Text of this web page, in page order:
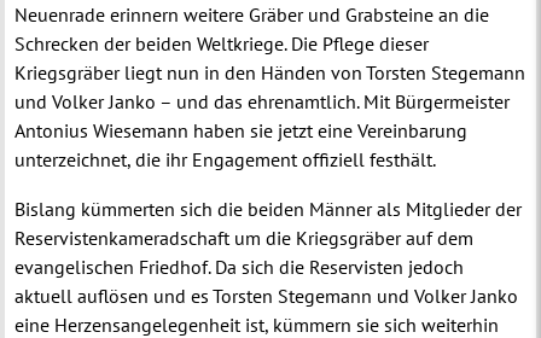
Neuenrade erinnern weitere Gräber und Grabsteine an die
Schrecken der beiden Weltkriege. Die Pflege dieser
Kriegsgräber liegt nun in den Händen von Torsten Stegemann
und Volker Janko – und das ehrenamtlich. Mit Bürgermeister
Antonius Wiesemann haben sie jetzt eine Vereinbarung
unterzeichnet, die ihr Engagement offiziell festhält.
Bislang kümmerten sich die beiden Männer als Mitglieder der
Reservistenkameradschaft um die Kriegsgräber auf dem
evangelischen Friedhof. Da sich die Reservisten jedoch
aktuell auflösen und es Torsten Stegemann und Volker Janko
eine Herzensangelegenheit ist, kümmern sie sich weiterhin